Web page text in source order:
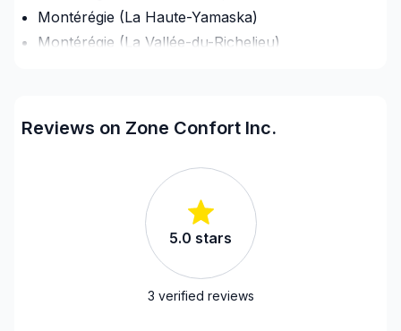
lors d'événements et de célébrations
communautaires. Nous sommes une entreprise
Montérégie (La Haute-Yamaska)
Montérégie (La Vallée-du-Richelieu)
Montérégie (Les Jardins-de-Napierville)
Montérégie (Longueuil)
Montérégie (Marguerite-D'Youville)
Montérégie (Pierre-De Saurel)
Montérégie (Roussillon)
Montérégie (Rouville)
Montérégie (Vaudreuil-Soulanges)
Reviews on Zone Confort Inc.
5.0 stars
3 verified reviews